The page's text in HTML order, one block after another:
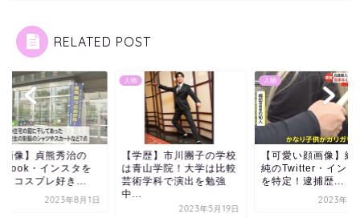
RELATED POST
画像】貞熊秀治の
・インスタを
！コスプレ好き...
2023年8月1日
人物
【学歴】市川團子の学校
は青山学院！大学は比較
芸術学科で演出を勉強
中...
2023年5月19日
人物
【可愛い顔画像】縄
純のTwitter・インス
を特定！逮捕歴...
2023年7